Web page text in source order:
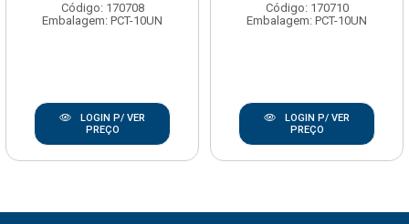
Código: 170708
Embalagem: PCT-10UN
LOGIN P/ VER
PREÇO
Código: 170710
Embalagem: PCT-10UN
LOGIN P/ VER
PREÇO